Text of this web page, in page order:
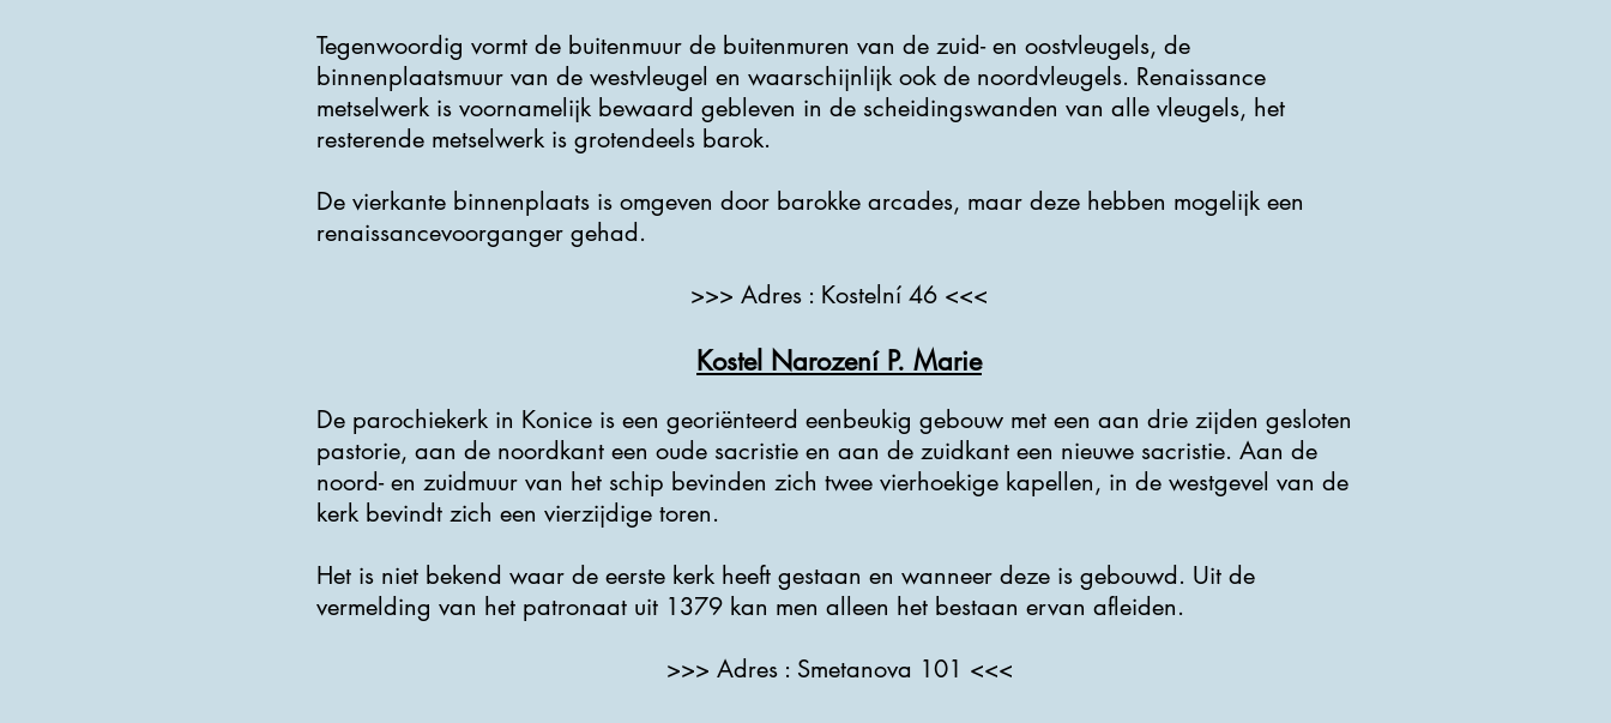
Tegenwoordig vormt de buitenmuur de buitenmuren van de zuid- en oostvleugels, de
binnenplaatsmuur van de westvleugel en waarschijnlijk ook de noordvleugels. Renaissance
metselwerk is voornamelijk bewaard gebleven in de scheidingswanden van alle vleugels, het
resterende metselwerk is grotendeels barok.
De vierkante binnenplaats is omgeven door barokke arcades, maar deze hebben mogelijk een
renaissancevoorganger gehad.
>>> Adres : Kostelní 46 <<<
Kostel Narození P. Marie
De parochiekerk in Konice is een georiënteerd eenbeukig gebouw met een aan drie zijden gesloten
pastorie, aan de noordkant een oude sacristie en aan de zuidkant een nieuwe sacristie. Aan de
noord- en zuidmuur van het schip bevinden zich twee vierhoekige kapellen, in de westgevel van de
kerk bevindt zich een vierzijdige toren.
Het is niet bekend waar de eerste kerk heeft gestaan ​​en wanneer deze is gebouwd. Uit de
vermelding van het patronaat uit 1379 kan men alleen het bestaan ​​ervan afleiden.
>>> Adres : Smetanova 101 <<<